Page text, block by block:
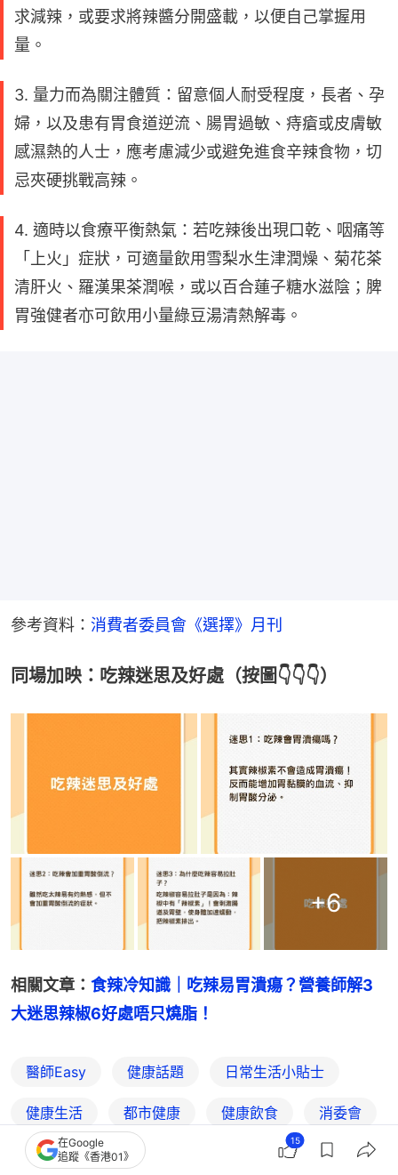
求減辣，或要求將辣醬分開盛載，以便自己掌握用
量。
3. 量力而為關注體質：留意個人耐受程度，長者、孕
婦，以及患有胃食道逆流、腸胃過敏、痔瘡或皮膚敏
感濕熱的人士，應考慮減少或避免進食辛辣食物，切
忌夾硬挑戰高辣。
4. 適時以食療平衡熱氣：若吃辣後出現口乾、咽痛等
「上火」症狀，可適量飲用雪梨水生津潤燥、菊花茶
清肝火、羅漢果茶潤喉，或以百合蓮子糖水滋陰；脾
胃強健者亦可飲用小量綠豆湯清熱解毒。
參考資料： 消費者委員會《選擇》月刊
同場加映：吃辣迷思及好處（按圖👇👇👇）
+6
相關文章： 食辣冷知識｜吃辣易胃潰瘍？營養師解3
大迷思辣椒6好處唔只燒脂！
醫師Easy 健康話題 日常生活小貼士
健康生活 都市健康 健康飲食 消委會
食物安全
在Google
追蹤《香港01》
15